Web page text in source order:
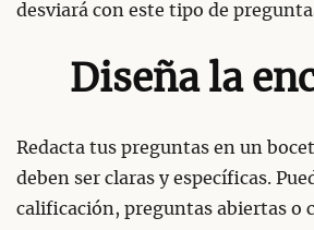
desviará con este tipo de
Diseña la
Redacta tus preguntas en un
deben ser claras y específicas.
calificación, preguntas abiertas o